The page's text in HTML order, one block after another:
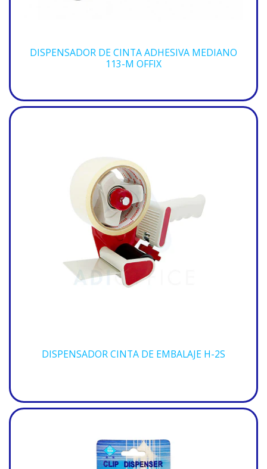
DISPENSADOR DE CINTA ADHESIVA MEDIANO
113-M OFFIX
DISPENSADOR CINTA DE EMBALAJE H-2S